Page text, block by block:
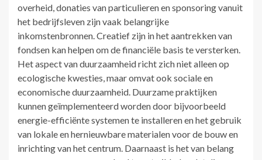
overheid, donaties van particulieren en sponsoring vanuit
het bedrijfsleven zijn vaak belangrijke
inkomstenbronnen. Creatief zijn in het aantrekken van
fondsen kan helpen om de financiële basis te versterken.
Het aspect van duurzaamheid richt zich niet alleen op
ecologische kwesties, maar omvat ook sociale en
economische duurzaamheid. Duurzame praktijken
kunnen geïmplementeerd worden door bijvoorbeeld
energie-efficiënte systemen te installeren en het gebruik
van lokale en hernieuwbare materialen voor de bouw en
inrichting van het centrum. Daarnaast is het van belang